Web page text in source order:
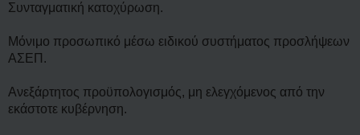
Συνταγματική κατοχύρωση.
Μόνιμο προσωπικό μέσω ειδικού συστήματος προσλήψεων
ΑΣΕΠ.
Ανεξάρτητος προϋπολογισμός, μη ελεγχόμενος από την
εκάστοτε κυβέρνηση.